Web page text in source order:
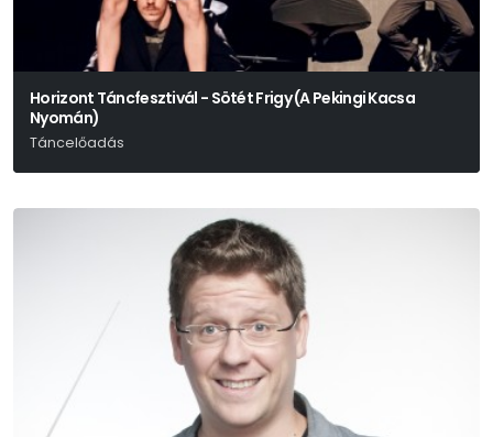
Horizont Táncfesztivál - Sötét Frigy (A Pekingi Kacsa
Nyomán)
Táncelőadás